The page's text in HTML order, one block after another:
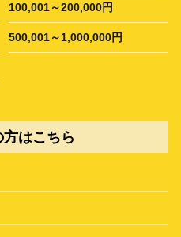
100,001～200,000円
500,001～1,000,000円
はこちら